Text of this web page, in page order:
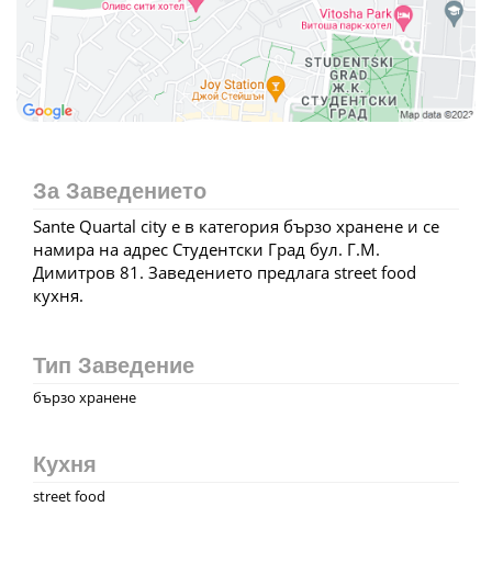
За Заведението
Sante Quartal city е в категория бързо хранене и се
намира на адрес Студентски Град бул. Г.М.
Димитров 81. Заведението предлага street food
кухня.
Тип Заведение
бързо хранене
Кухня
street food